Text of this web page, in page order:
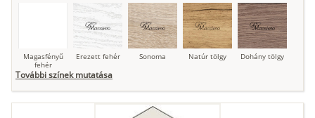
Magasfényű
fehér
Erezett fehér Sonoma Natúr tölgy Dohány tölgy
További színek mutatása